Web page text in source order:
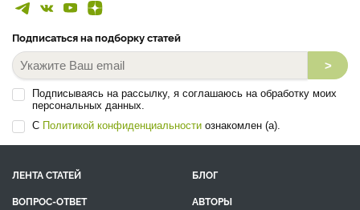
Подписаться на подборку статей
>
Подписываясь на рассылку, я соглашаюсь на обработку моих
персональных данных.
С Политикой конфиденциальности ознакомлен (а).
ЛЕНТА СТАТЕЙ
БЛОГ
ВОПРОС-ОТВЕТ
АВТОРЫ